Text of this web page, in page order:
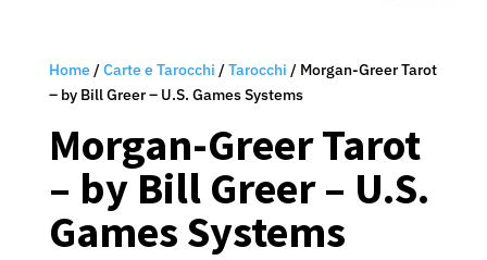
Home/Carte e Tarocchi /Tarocchi / Morgan-Greer Tarot
– by Bill Greer – U.S. Games Systems
Morgan-Greer Tarot
– by Bill Greer – U.S.
Games Systems